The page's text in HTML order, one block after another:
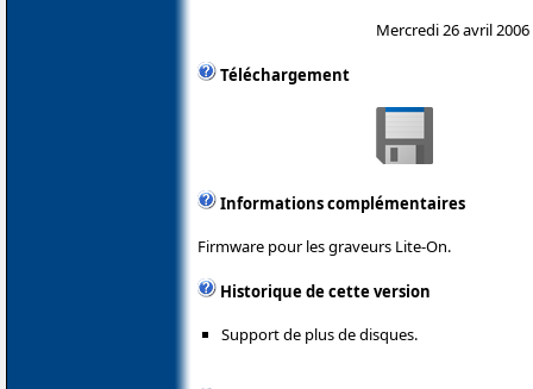
Mercredi 26 avril 2006
Téléchargement
Informations complémentaires
Firmware pour les graveurs Lite-On.
Historique de cette version
Support de plus de disques.